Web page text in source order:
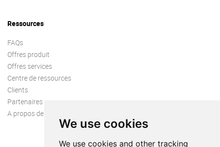
We use cookies
We use cookies and other tracking
Ressources
FAQs
Offres produit
Offres services
Centre de ressources
Clients
Partenaires
A propos de nous